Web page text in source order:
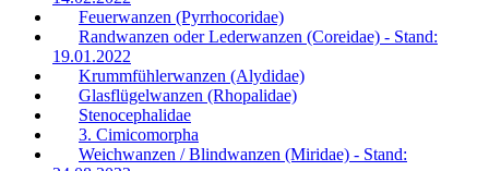
Feuerwanzen (Pyrrhocoridae)
Randwanzen oder Lederwanzen (Coreidae) - Stand:
19.01.2022
Krummfühlerwanzen (Alydidae)
Glasflügelwanzen (Rhopalidae)
Stenocephalidae
3. Cimicomorpha
Weichwanzen / Blindwanzen (Miridae) - Stand: